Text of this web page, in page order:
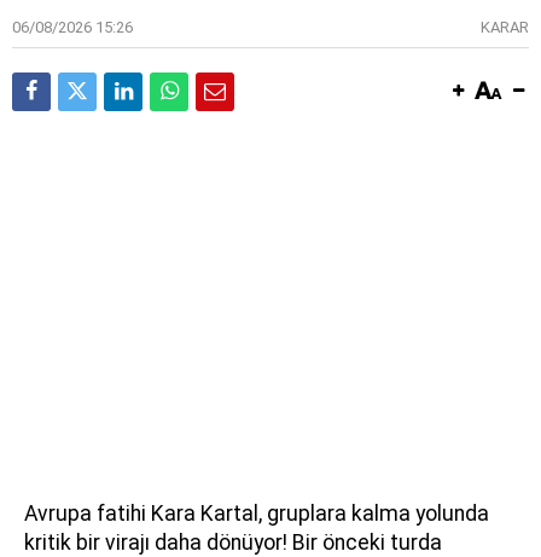
06/08/2026 15:26 KARAR
Avrupa fatihi Kara Kartal, gruplara kalma yolunda
kritik bir virajı daha dönüyor! Bir önceki turda